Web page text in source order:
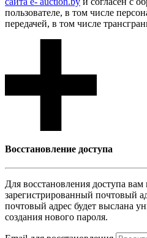
пользователе, в том числе
передачей, в том числе
Восcтановление доступа
Для восcтановления доступа
зарегистрированный почтовый
почтовый адрес будет выслана
создания нового пароля.